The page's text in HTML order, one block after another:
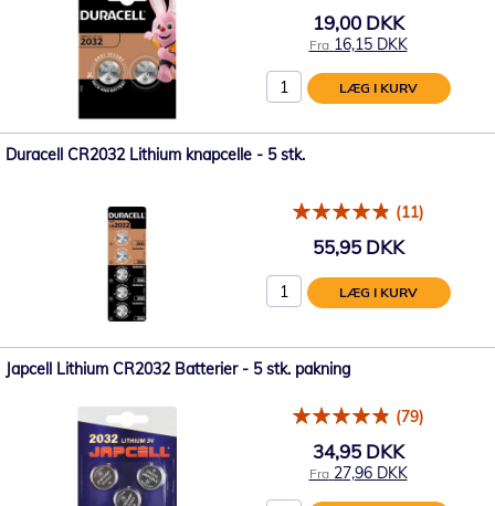
19,00 DKK
Fra 16,15 DKK
LÆG I KURV
Duracell CR2032 Lithium knapcelle - 5 stk.
(11)
55,95 DKK
LÆG I KURV
Japcell Lithium CR2032 Batterier - 5 stk. pakning
(79)
34,95 DKK
Fra 27,96 DKK